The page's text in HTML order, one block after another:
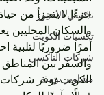
تاكسي الأفنيوز
تكسيات الكويت
شركات التاكسي
مشاوير يومية
جزءًا لا يتجزأ من
والسكان المحليين.
أمرًا ضروريًا لتلبية
والسفر بين المناطق
الكويت. توفر شركات